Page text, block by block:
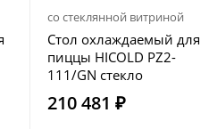
со стеклянной витриной
Стол охлаждаемый для
пиццы HICOLD PZ2-
111/GN стекло
210 481 ₽